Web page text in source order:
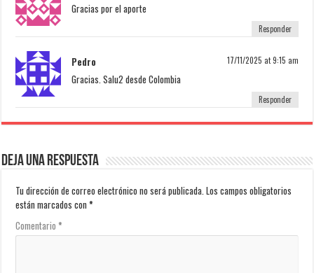
Gracias por el aporte
Responder
Pedro 17/11/2025 at 9:15 am
Gracias. Salu2 desde Colombia
Responder
Deja una respuesta
Tu dirección de correo electrónico no será publicada. Los campos obligatorios
están marcados con*
Comentario*